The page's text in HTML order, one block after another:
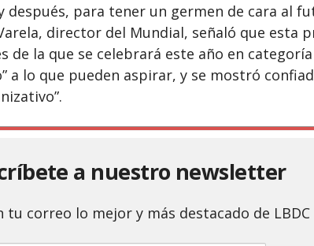
después, para tener un germen de cara al
director del Mundial, señaló que esta
de la que se celebrará este año en
a lo que pueden aspirar, y se mostró
a nuestro newsletter
tu correo lo mejor y más destacado de LBDC